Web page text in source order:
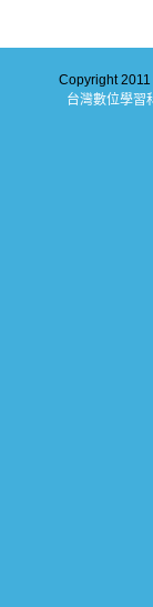
Copyright
台灣數位學習